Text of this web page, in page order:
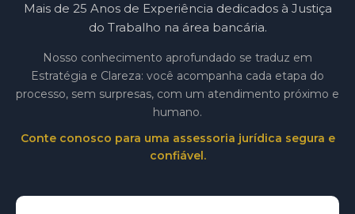
Mais de 25 Anos de Experiência dedicados à Justiça
do Trabalho na área bancária.
Nosso conhecimento aprofundado se traduz em
Estratégia e Clareza: você acompanha cada etapa do
processo, sem surpresas, com um atendimento próximo e
humano.
Conte conosco para uma assessoria jurídica segura e
confiável.